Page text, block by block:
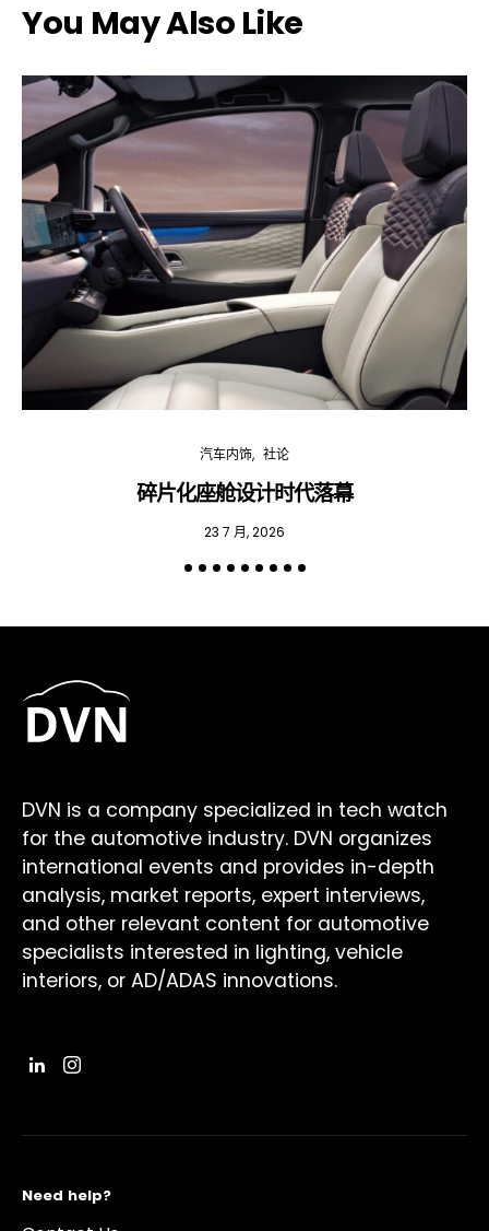
You May Also Like
汽车内饰 社论
碎片化座舱设计时代落幕
23 7 月, 2026
DVN is a company specialized in tech watch
for the automotive industry. DVN organizes
international events and provides in-depth
analysis, market reports, expert interviews,
and other relevant content for automotive
specialists interested in lighting, vehicle
interiors, or AD/ADAS innovations.
Need help?